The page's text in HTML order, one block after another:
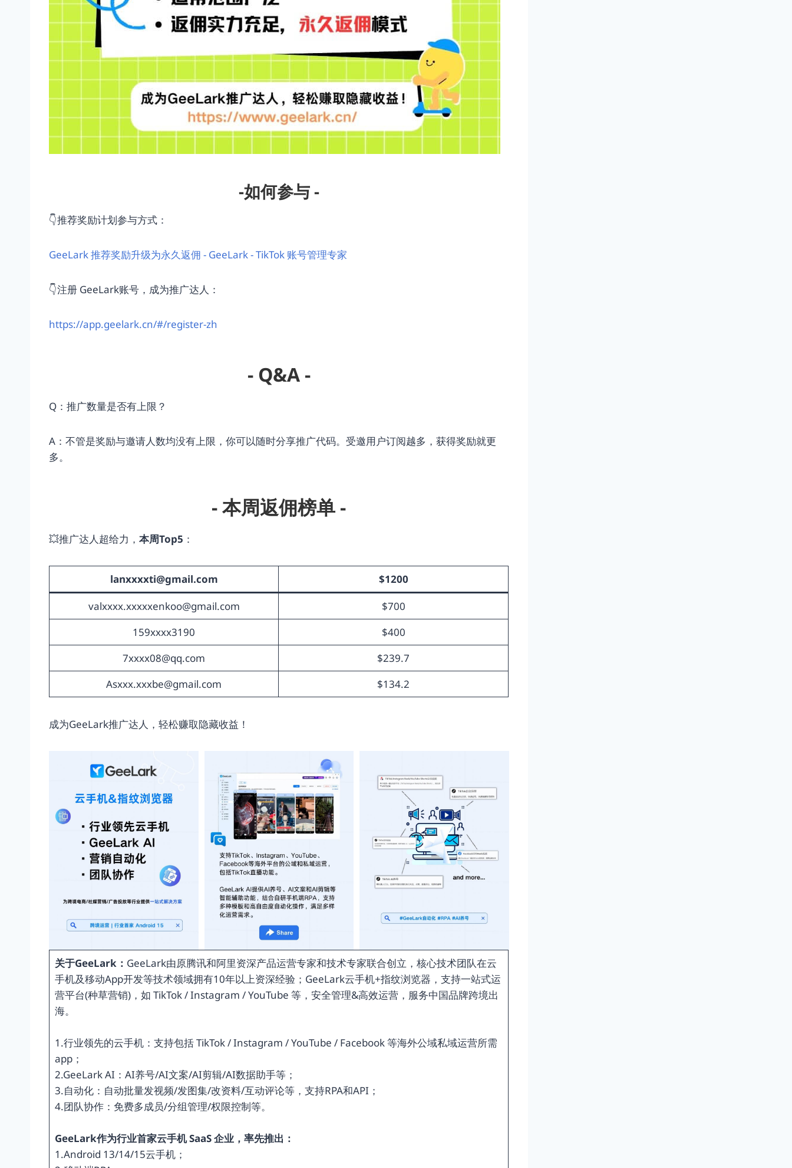
-如何参与 -
👇推荐奖励计划参与方式：
GeeLark 推荐奖励升级为永久返佣 - GeeLark - TikTok 账号管理专家
👇注册 GeeLark账号，成为推广达人：
https://app.geelark.cn/#/register-zh
- Q&A -
Q：推广数量是否有上限？
A：不管是奖励与邀请人数均没有上限，你可以随时分享推广代码。受邀用户订阅越多，获得奖励就更
多。
- 本周返佣榜单 -
💥推广达人超给力， 本周Top5 ：
lanxxxxti@gmail.com
$1200
valxxxx.xxxxxenkoo@gmail.com
$700
159xxxx3190
$400
7xxxx08@qq.com
$239.7
Asxxx.xxxbe@gmail.com
$134.2
成为GeeLark推广达人，轻松赚取隐藏收益！
关于GeeLark： GeeLark由原腾讯和阿里资深产品运营专家和技术专家联合创立，核心技术团队在云
手机及移动App开发等技术领域拥有10年以上资深经验；GeeLark云手机+指纹浏览器，支持一站式运
营平台(种草营销)，如 TikTok / Instagram / YouTube 等，安全管理&高效运营，服务中国品牌跨境出
海。
1.行业领先的云手机：支持包括 TikTok / Instagram / YouTube / Facebook 等海外公域私域运营所需
app；
2.GeeLark AI：AI养号/AI文案/AI剪辑/AI数据助手等；
3.自动化：自动批量发视频/发图集/改资料/互动评论等，支持RPA和API；
4.团队协作：免费多成员/分组管理/权限控制等。
GeeLark作为行业首家云手机 SaaS 企业，率先推出：
1.Android 13/14/15云手机；